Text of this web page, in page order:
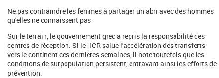
Ne pas contraindre les femmes à partager un abri avec des hommes
qu'elles ne connaissent pas
Sur le terrain, le gouvernement grec a repris la responsabilité des
centres de réception. Si le HCR salue l'accélération des transferts
vers le continent ces dernières semaines, il note toutefois que les
conditions de surpopulation persistent, entravant ainsi les efforts de
prévention.